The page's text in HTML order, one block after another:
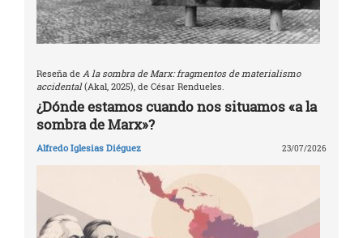
Reseña de A la sombra de Marx: fragmentos de materialismo
accidental(Akal, 2025), de César Rendueles.
¿Dónde estamos cuando nos situamos «a la
sombra de Marx»?
Alfredo Iglesias Diéguez 23/07/2026